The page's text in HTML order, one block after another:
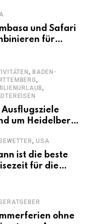
und Safari
für
Urlaub
, BADEN-
,
,
Ausflugsziele
um Heidelberg,
, USA
ist die beste
für die
ohne